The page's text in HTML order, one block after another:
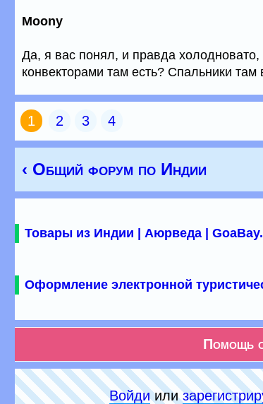
Moony
Да, я вас понял, и правда
конвекторами там есть? Спальники там
1 2 3 4
‹ Общий форум по Индии
Товары из Индии | Аюрведа |
Оформление электронной
Помощь
Войдиили